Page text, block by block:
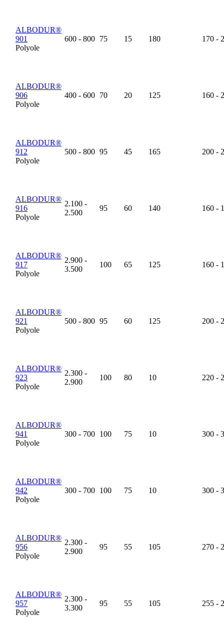
ALBODUR®
901
Polyole
600 - 800 75 15 180 170 -
ALBODUR®
906
Polyole
400 - 600 70 20 125 160 -
ALBODUR®
912
Polyole
500 - 800 95 45 165 200 -
ALBODUR®
916
Polyole
2.100 -
2.500
95 60 140 160 -
ALBODUR®
917
Polyole
2.900 -
3.500
100 65 125 160 -
ALBODUR®
921
Polyole
500 - 800 95 60 125 200 -
ALBODUR®
923
Polyole
2.300 -
2.900
100 80 10 220 -
ALBODUR®
941
Polyole
300 - 700 100 75 10 300 -
ALBODUR®
942
Polyole
300 - 700 100 75 10 300 -
ALBODUR®
956
Polyole
2.300 -
2.900
95 55 105 270 -
ALBODUR®
957
Polyole
2.300 -
3.300
95 55 105 255 -